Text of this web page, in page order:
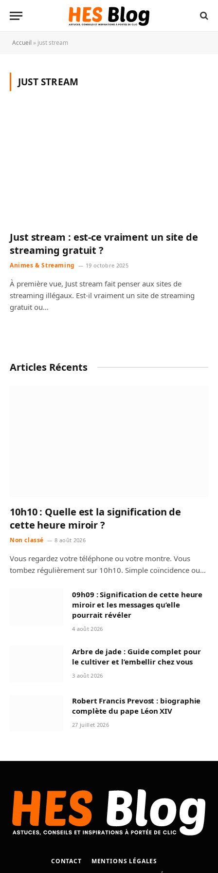
Accueil » just stream
JUST STREAM
Just stream : est-ce vraiment un site de
streaming gratuit ?
Animes & Streaming 19 octobre 2025
À première vue, Just stream fait penser aux sites de
streaming illégaux. Est-il vraiment un site de streaming
gratuit ou…
Articles Récents
10h10 : Quelle est la signification de
cette heure miroir ?
Non classé 8 août 2026
Vous regardez votre téléphone ou votre montre. Vous
tombez régulièrement sur 10h10. Simple coïncidence ou…
09h09 : Signification de cette heure
miroir et les messages qu’elle
pourrait révéler
4 août 2026
Arbre de jade : Guide complet pour
le cultiver et l’embellir chez vous
3 août 2026
Robert Francis Prevost : biographie
complète du pape Léon XIV
27 juillet 2026
CONTACT
MENTIONS LÉGALES